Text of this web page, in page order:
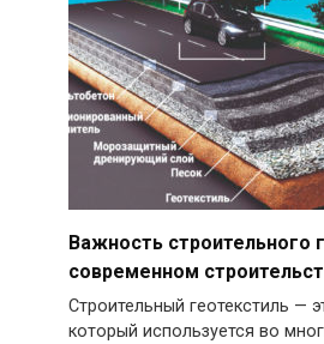
Важность строительного
современном
Строительный геотекстиль —
который используется во